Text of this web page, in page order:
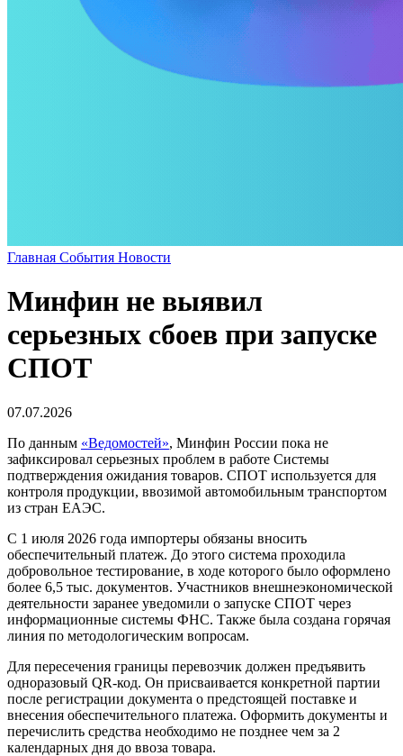
Главная События Новости
Минфин не выявил
серьезных сбоев при запуске
СПОТ
07.07.2026
По данным «Ведомостей», Минфин России пока не
зафиксировал серьезных проблем в работе Системы
подтверждения ожидания товаров. СПОТ используется для
контроля продукции, ввозимой автомобильным транспортом
из стран ЕАЭС.
С 1 июля 2026 года импортеры обязаны вносить
обеспечительный платеж. До этого система проходила
добровольное тестирование, в ходе которого было оформлено
более 6,5 тыс. документов. Участников внешнеэкономической
деятельности заранее уведомили о запуске СПОТ через
информационные системы ФНС. Также была создана горячая
линия по методологическим вопросам.
Для пересечения границы перевозчик должен предъявить
одноразовый QR-код. Он присваивается конкретной партии
после регистрации документа о предстоящей поставке и
внесения обеспечительного платежа. Оформить документы и
перечислить средства необходимо не позднее чем за 2
календарных дня до ввоза товара.